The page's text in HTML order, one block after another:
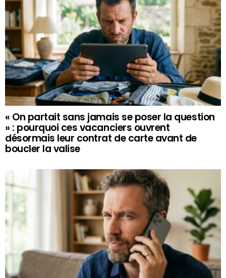
« On partait sans jamais se poser la question
» : pourquoi ces vacanciers ouvrent
désormais leur contrat de carte avant de
boucler la valise